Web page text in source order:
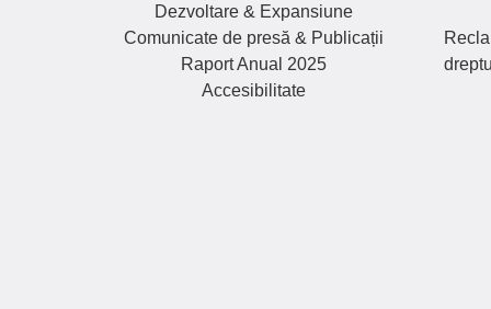
Dezvoltare & Expansiune
Comunicate de presă & Publicații
Raport Anual 2025
Accesibilitate